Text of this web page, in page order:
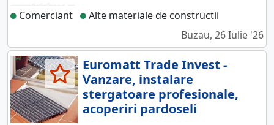
Comerciant
Alte materiale de constructii
Buzau, 26 Iulie '26
Euromatt Trade Invest -
Vanzare, instalare
stergatoare profesionale,
acoperiri pardoseli